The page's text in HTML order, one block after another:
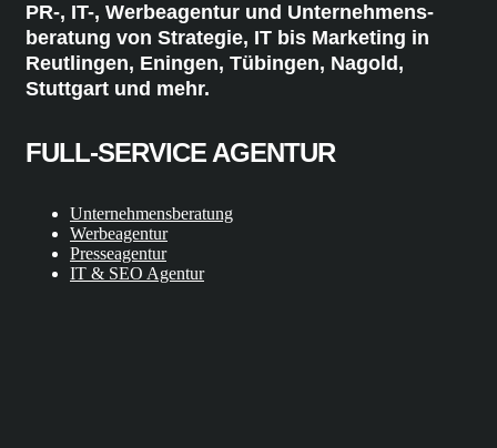
PR-, IT-, Werbeagentur und Unternehmens-
beratung von Strategie, IT bis Marketing in
Reutlingen, Eningen, Tübingen, Nagold,
Stuttgart und mehr.
FULL-SERVICE AGENTUR
Unternehmensberatung
Werbeagentur
Presseagentur
IT & SEO Agentur